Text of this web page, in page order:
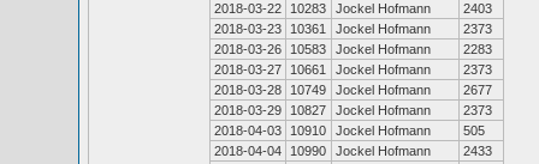
2018-03-22
10283 Jockel Hofmann
2403
2018-03-23
10361 Jockel Hofmann
2373
2018-03-26
10583 Jockel Hofmann
2283
2018-03-27
10661 Jockel Hofmann
2373
2018-03-28
10749 Jockel Hofmann
2677
2018-03-29
10827 Jockel Hofmann
2373
2018-04-03
10910 Jockel Hofmann
505
2018-04-04
10990 Jockel Hofmann
2433